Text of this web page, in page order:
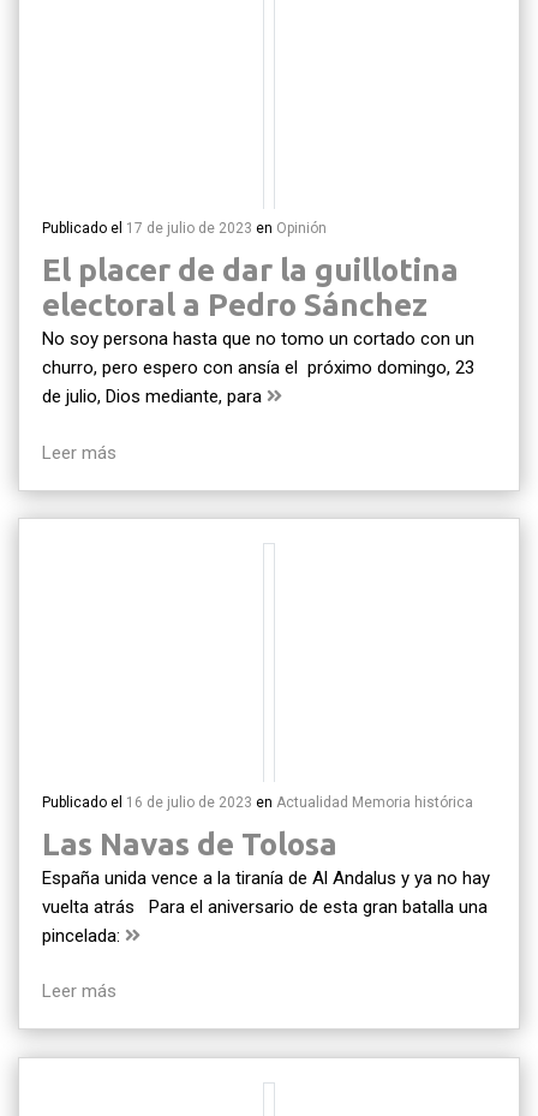
Publicado el 17 de julio de 2023 en Opinión
El placer de dar la guillotina
electoral a Pedro Sánchez
No soy persona hasta que no tomo un cortado con un
churro, pero espero con ansía el próximo domingo, 23
de julio, Dios mediante, para
Leer más
Publicado el 16 de julio de 2023 en Actualidad Memoria histórica
Las Navas de Tolosa
España unida vence a la tiranía de Al Andalus y ya no hay
vuelta atrás Para el aniversario de esta gran batalla una
pincelada:
Leer más